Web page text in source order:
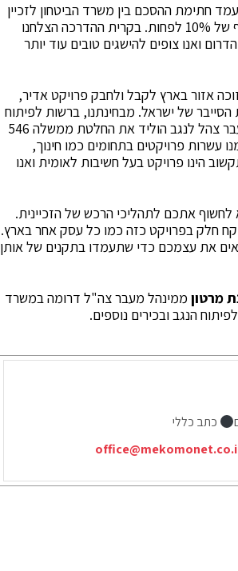
חתימת ההסכם בין משרד הביטחון לזכיין
הפרויקט התחייב הזכיין לרכש גומלין עם העסקים מאזור הנגב בהיקף של 10% לפחות. בקרית ההדרכה הצלחנו
עסקים מהדרום ואנו צופים להישגים טובים עוד יותר
אזור בארץ לקבל ולחבק פרויקט אדיר,
של ישראל. מבחינתנו, ברשות לפיתוח
הנגב, זוהי נקודת ציון משמעותית וחשובה להתפתחות הנגב. שכן מעבר צהל לנגב הוליד את החלטת ממשלה 546
עשרות פרויקטים בתחומים כמו חינוך,
הינו פרויקט בעל חשיבות לאומית ואנו
אתכם לתהליכי הרכש של הזכיינית.
חלק בפרויקט כזה כמו כל עסק אחר בארץ.
את עצמכם כדי שתעמדו בתקנים של אותן
מרטון ממינהל מעבר צה"ל דרומה במשרד
הנגב ובכירים נוספים.
כתב כללי